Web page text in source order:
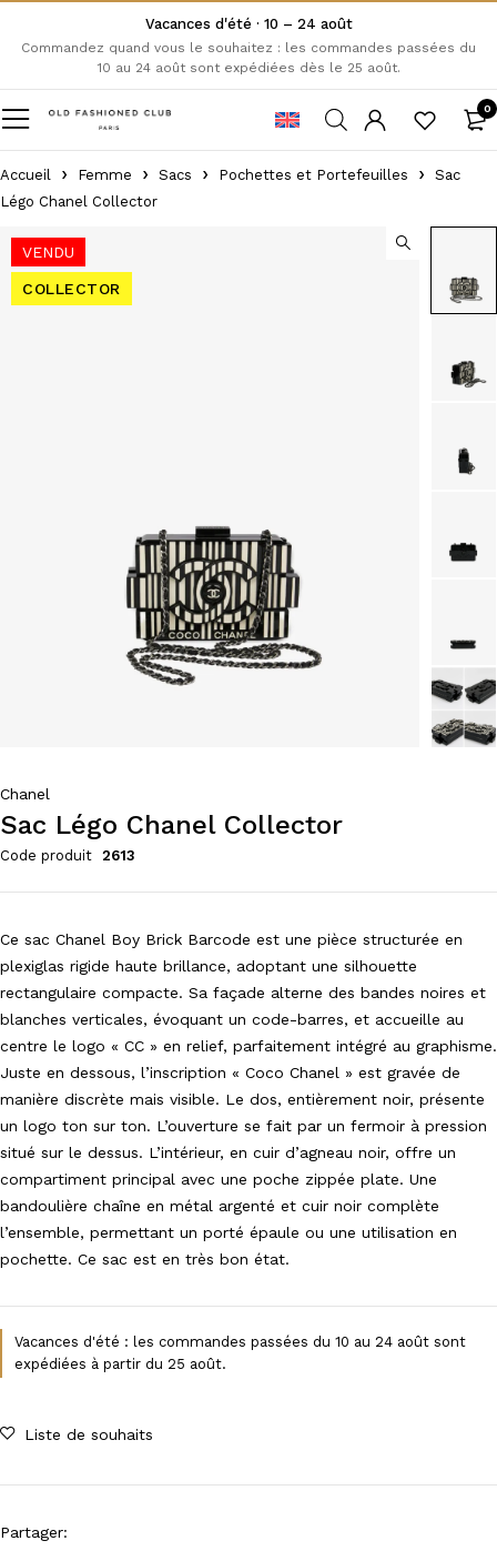
Vacances d'été · 10 – 24 août
Commandez quand vous le souhaitez : les commandes passées du
10 au 24 août sont expédiées dès le 25 août.
0
Accueil Femme Sacs Pochettes et Portefeuilles
Sac
Légo Chanel Collector
VENDU
COLLECTOR
Chanel
Sac Légo Chanel Collector
Code produit 2613
Ce sac Chanel Boy Brick Barcode est une pièce structurée en
plexiglas rigide haute brillance, adoptant une silhouette
rectangulaire compacte. Sa façade alterne des bandes noires et
blanches verticales, évoquant un code-barres, et accueille au
centre le logo « CC » en relief, parfaitement intégré au graphisme.
Juste en dessous, l’inscription « Coco Chanel » est gravée de
manière discrète mais visible. Le dos, entièrement noir, présente
un logo ton sur ton. L’ouverture se fait par un fermoir à pression
situé sur le dessus. L’intérieur, en cuir d’agneau noir, offre un
compartiment principal avec une poche zippée plate. Une
bandoulière chaîne en métal argenté et cuir noir complète
l’ensemble, permettant un porté épaule ou une utilisation en
pochette. Ce sac est en très bon état.
Vacances d'été : les commandes passées du 10 au 24 août sont
expédiées à partir du 25 août.
Liste de souhaits
Partager: